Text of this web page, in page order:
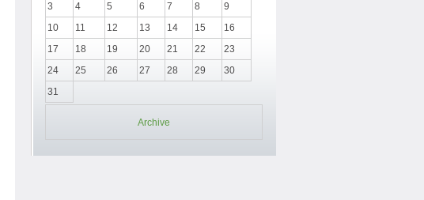
3
4 5 6 7 8
9
10
11 12 13 14 15
16
17
18 19 20 21 22
23
24
25 26 27 28 29
30
31
Archive